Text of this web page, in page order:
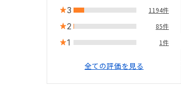
3 1194件
2 85件
1 1件
全ての評価を見る